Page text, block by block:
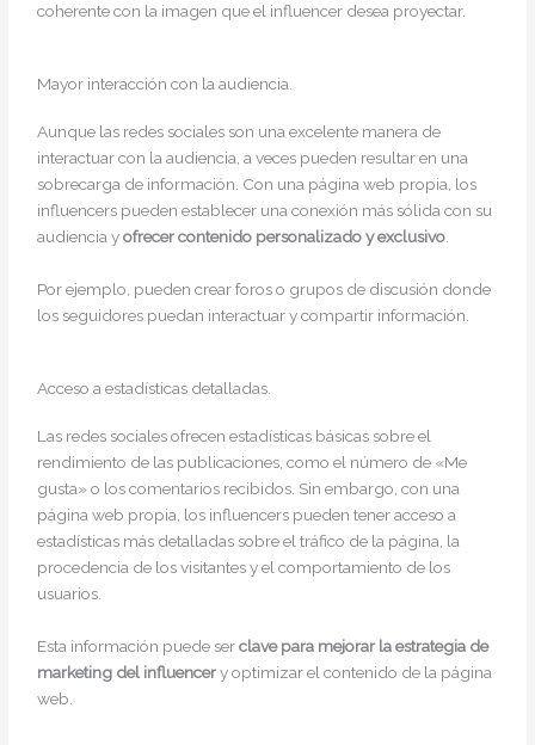
coherente con la imagen que el influencer desea proyectar.
Mayor interacción con la audiencia.
Aunque las redes sociales son una excelente manera de
interactuar con la audiencia, a veces pueden resultar en una
sobrecarga de información. Con una página web propia, los
influencers pueden establecer una conexión más sólida con su
audiencia yofrecer contenido personalizado y exclusivo
Por ejemplo, pueden crear foros o grupos de discusión donde
los seguidores puedan interactuar y compartir información.
Acceso a estadísticas detalladas.
Las redes sociales ofrecen estadísticas básicas sobre el
rendimiento de las publicaciones, como el número de «Me
gusta» o los comentarios recibidos. Sin embargo, con una
página web propia, los influencers pueden tener acceso a
estadísticas más detalladas sobre el tráfico de la página, la
procedencia de los visitantes y el comportamiento de los
usuarios.
Esta información puede serclave para mejorar la estrategia de
marketing del influencery optimizar el contenido de la página
web.